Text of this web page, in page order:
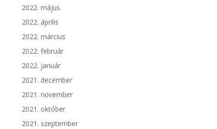
2022. május
2022. április
2022. március
2022. február
2022. január
2021. december
2021. november
2021. október
2021. szeptember